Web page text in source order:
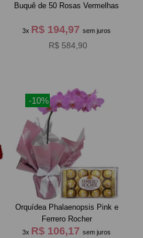
Buquê de 50 Rosas Vermelhas
3x R$ 194,97sem juros
R$ 584,90
-10%
Orquídea Phalaenopsis Pink e
Ferrero Rocher
3x R$ 106,17sem juros